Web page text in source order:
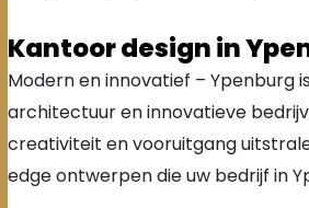
Kantoor design in
Modern en innovatief – Ypenburg
architectuur en innovatieve
creativiteit en vooruitgang
edge ontwerpen die uw bedrijf in